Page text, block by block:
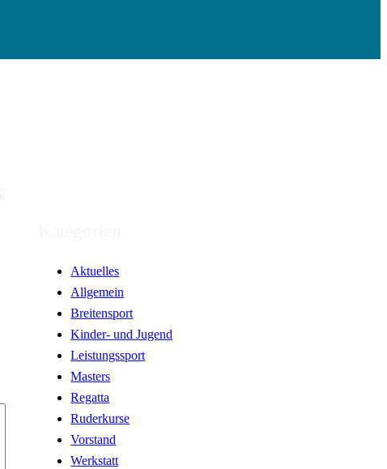
Aktuelles
Allgemein
Breitensport
Kinder- und Jugend
Leistungssport
Masters
Regatta
Ruderkurse
Vorstand
Werkstatt